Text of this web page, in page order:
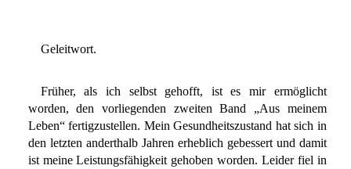
Geleitwort.
Früher, als ich selbst gehofft, ist es mir ermöglicht
worden, den vorliegenden zweiten Band „Aus meinem
Leben“ fertigzustellen. Mein Gesundheitszustand hat sich in
den letzten anderthalb Jahren erheblich gebessert und damit
ist meine Leistungsfähigkeit gehoben worden. Leider fiel in